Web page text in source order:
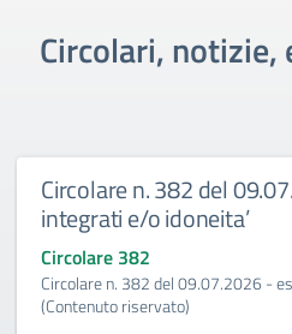
Circolari,
Circolare n. 382 del
integrati e/o idoneita’
Circolare 382
Circolare n. 382 del 09.07.2026 -
(Contenuto riservato)